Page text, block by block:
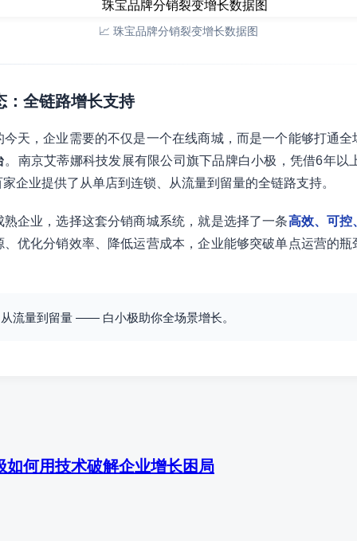
📈 珠宝品牌分销裂变增长数据图
：全链路增长支持
天，企业需要的不仅是一个在线商城，而是一个能够打通
。南京艾蒂娜科技发展有限公司旗下品牌白小极，凭借6年以
企业提供了从单店到连锁、从流量到留量的全链路支持。
企业，选择这套分销商城系统，就是选择了一条高效、可控
优化分销效率、降低运营成本，企业能够突破单点运营的
流量到留量 —— 白小极助你全场景增长。
如何用技术破解企业增长困局